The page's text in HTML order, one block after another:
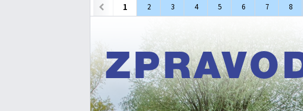
1
2 3 4 5 6 7 8